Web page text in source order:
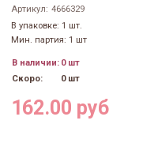
Артикул: 4666329
В упаковке: 1 шт.
Мин. партия: 1 шт
В наличии: 0 шт
Скоро:
0 шт
162.00 руб